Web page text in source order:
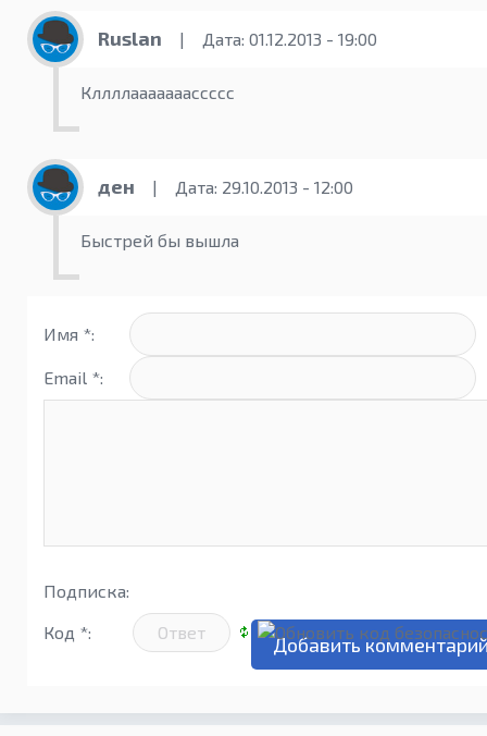
Ruslan | Дата: 01.12.2013 - 19:00
Кллллааааааассссс
ден | Дата: 29.10.2013 - 12:00
Быстрей бы вышла
Имя *:
Email *:
Подписка:
Код *: